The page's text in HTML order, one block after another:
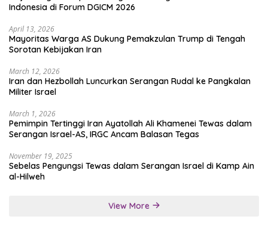
Indonesia di Forum DGICM 2026
April 13, 2026
Mayoritas Warga AS Dukung Pemakzulan Trump di Tengah
Sorotan Kebijakan Iran
March 12, 2026
Iran dan Hezbollah Luncurkan Serangan Rudal ke Pangkalan
Militer Israel
March 1, 2026
Pemimpin Tertinggi Iran Ayatollah Ali Khamenei Tewas dalam
Serangan Israel-AS, IRGC Ancam Balasan Tegas
November 19, 2025
Sebelas Pengungsi Tewas dalam Serangan Israel di Kamp Ain
al-Hilweh
View More